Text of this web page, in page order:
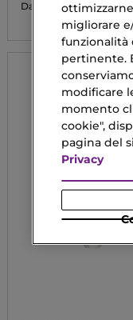
Da 104,14 €
migliorare
pertinente.
modificare
momento
cookie",
pagina del
Privacy